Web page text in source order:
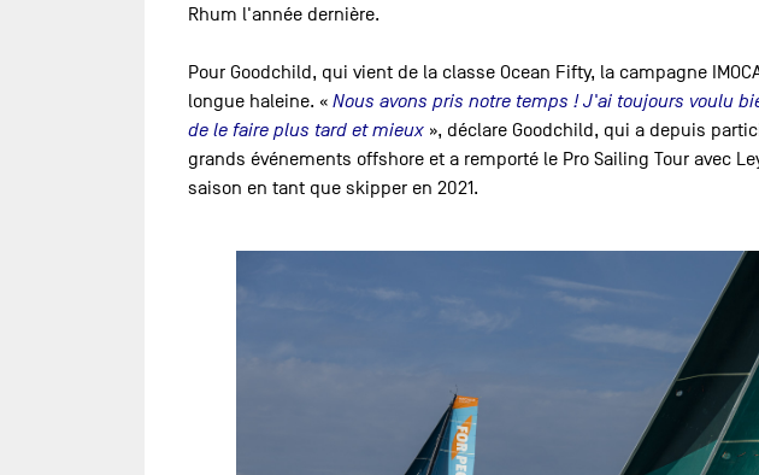
Rhum l'année dernière.
Pour Goodchild, qui vient de la classe Ocean Fifty, la campagne
longue haleine. « Nous avons pris notre temps ! J'ai toujours voulu
de le faire plus tard et mieux », déclare Goodchild, qui a depuis
grands événements offshore et a remporté le Pro Sailing Tour avec
saison en tant que skipper en 2021.